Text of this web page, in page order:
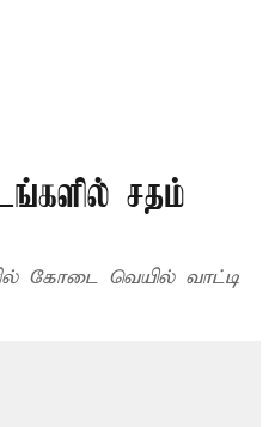
சதம்
கோடை வெயில் வாட்டி